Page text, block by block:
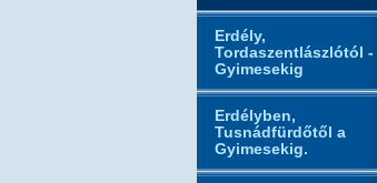
Erdély,
Tordaszentlászlótól -
Gyimesekig
Erdélyben,
Tusnádfürdőtől a
Gyimesekig.